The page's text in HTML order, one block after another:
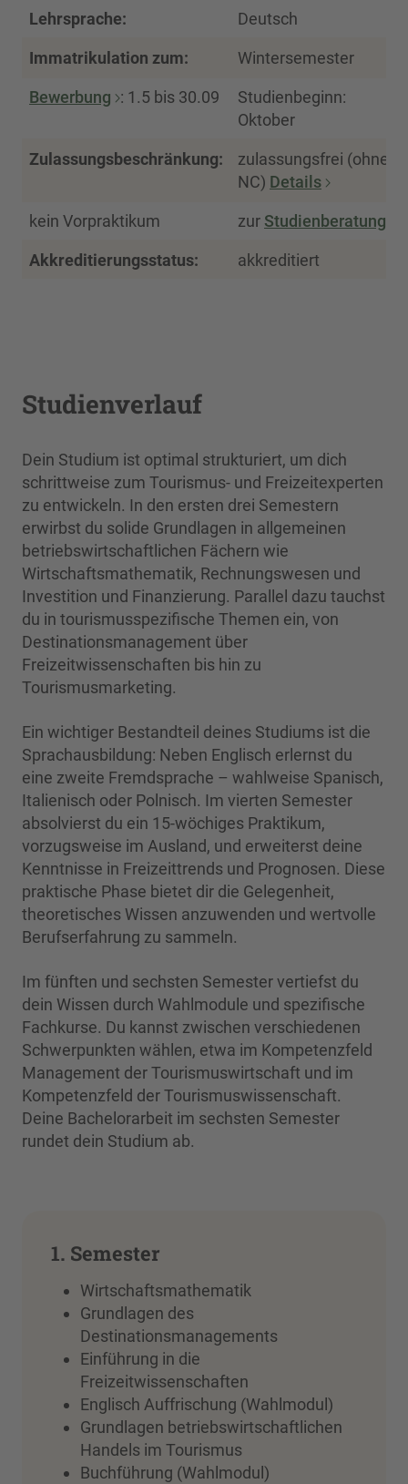
Lehrsprache: Deutsch
Immatrikulation zum: Wintersemester
Bewerbung : 1.5 bis 30.09
Studienbeginn:
Oktober
Zulassungsbeschränkung:
zulassungsfrei (ohne
NC) Details
kein Vorpraktikum zur Studienberatung
Akkreditierungsstatus: akkreditiert
Studienverlauf
Dein Studium ist optimal strukturiert, um dich
schrittweise zum Tourismus- und Freizeitexperten
zu entwickeln. In den ersten drei Semestern
erwirbst du solide Grundlagen in allgemeinen
betriebswirtschaftlichen Fächern wie
Wirtschaftsmathematik, Rechnungswesen und
Investition und Finanzierung. Parallel dazu tauchst
du in tourismusspezifische Themen ein, von
Destinationsmanagement über
Freizeitwissenschaften bis hin zu
Tourismusmarketing.
Ein wichtiger Bestandteil deines Studiums ist die
Sprachausbildung: Neben Englisch erlernst du
eine zweite Fremdsprache – wahlweise Spanisch,
Italienisch oder Polnisch. Im vierten Semester
absolvierst du ein 15-wöchiges Praktikum,
vorzugsweise im Ausland, und erweiterst deine
Kenntnisse in Freizeittrends und Prognosen. Diese
praktische Phase bietet dir die Gelegenheit,
theoretisches Wissen anzuwenden und wertvolle
Berufserfahrung zu sammeln.
Im fünften und sechsten Semester vertiefst du
dein Wissen durch Wahlmodule und spezifische
Fachkurse. Du kannst zwischen verschiedenen
Schwerpunkten wählen, etwa im Kompetenzfeld
Management der Tourismuswirtschaft und im
Kompetenzfeld der Tourismuswissenschaft.
Deine Bachelorarbeit im sechsten Semester
rundet dein Studium ab.
1. Semester
Wirtschaftsmathematik
Grundlagen des
Destinationsmanagements
Einführung in die
Freizeitwissenschaften
Englisch Auffrischung (Wahlmodul)
Grundlagen betriebswirtschaftlichen
Handels im Tourismus
Buchführung (Wahlmodul)